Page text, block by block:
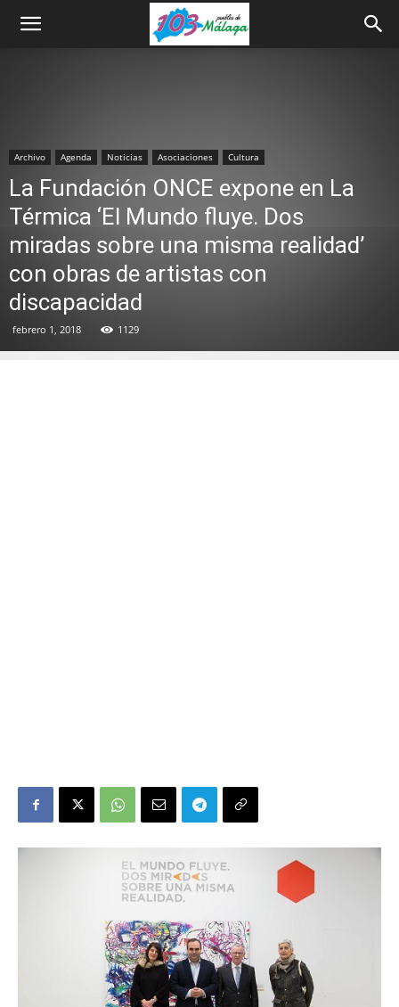
Archivo Agenda Noticias Asociaciones Cultura
La Fundación ONCE expone en La
Térmica ‘El Mundo fluye. Dos
miradas sobre una misma realidad’
con obras de artistas con
discapacidad
febrero 1, 2018 1129